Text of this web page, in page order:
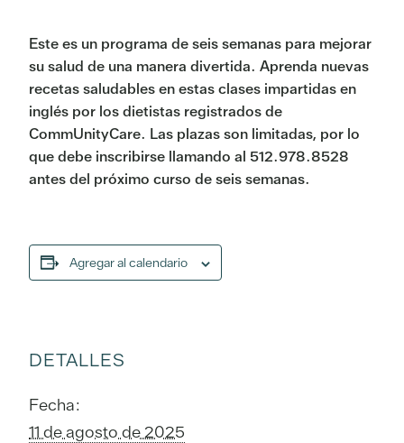
Este es un programa de seis semanas para mejorar
su salud de una manera divertida. Aprenda nuevas
recetas saludables en estas clases impartidas en
inglés por los dietistas registrados de
CommUnityCare. Las plazas son limitadas, por lo
que debe inscribirse llamando al 512.978.8528
antes del próximo curso de seis semanas.
Agregar al calendario
DETALLES
Fecha:
11 de agosto de 2025